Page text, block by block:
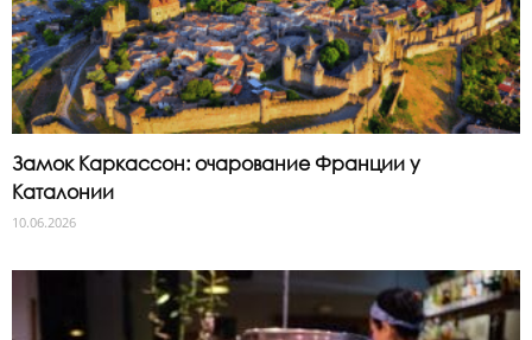
Замок Каркассон: очарование Франции у
Каталонии
10.06.2026